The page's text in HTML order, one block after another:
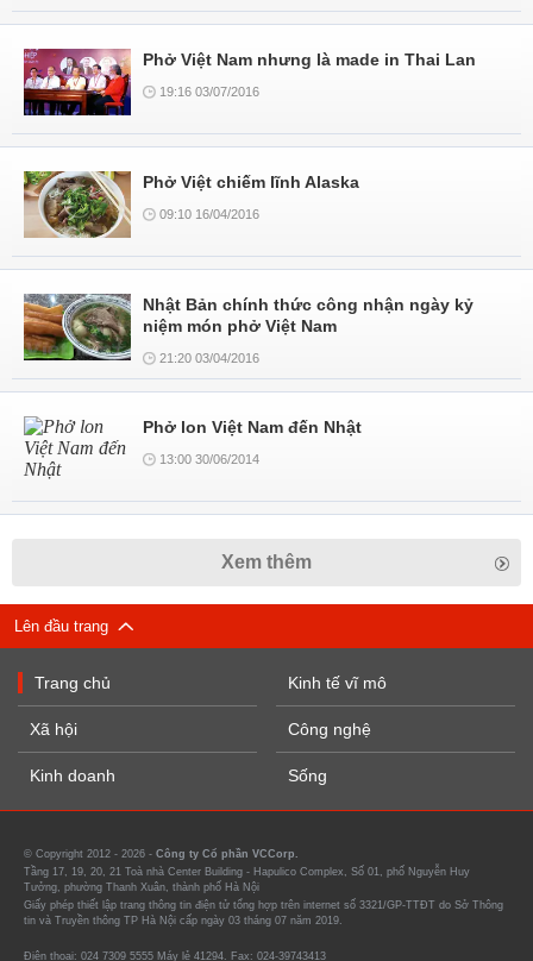
Phở Việt Nam nhưng là made in Thai Lan
19:16 03/07/2016
Phở Việt chiếm lĩnh Alaska
09:10 16/04/2016
Nhật Bản chính thức công nhận ngày kỷ
niệm món phở Việt Nam
21:20 03/04/2016
Phở lon Việt Nam đến Nhật
13:00 30/06/2014
Xem thêm
Lên đầu trang
Trang chủ
Xã hội
Kinh doanh
Kinh tế vĩ mô
Công nghệ
Sống
© Copyright 2012 - 2026 - Công ty Cổ phần VCCorp.
Tầng 17, 19, 20, 21 Toà nhà Center Building - Hapulico Complex, Số 01, phố Nguyễn Huy
Tưởng, phường Thanh Xuân, thành phố Hà Nội
Giấy phép thiết lập trang thông tin điện tử tổng hợp trên internet số 3321/GP-TTĐT do Sở Thông
tin và Truyền thông TP Hà Nội cấp ngày 03 tháng 07 năm 2019.
Điện thoại: 024 7309 5555 Máy lẻ 41294. Fax: 024-39743413